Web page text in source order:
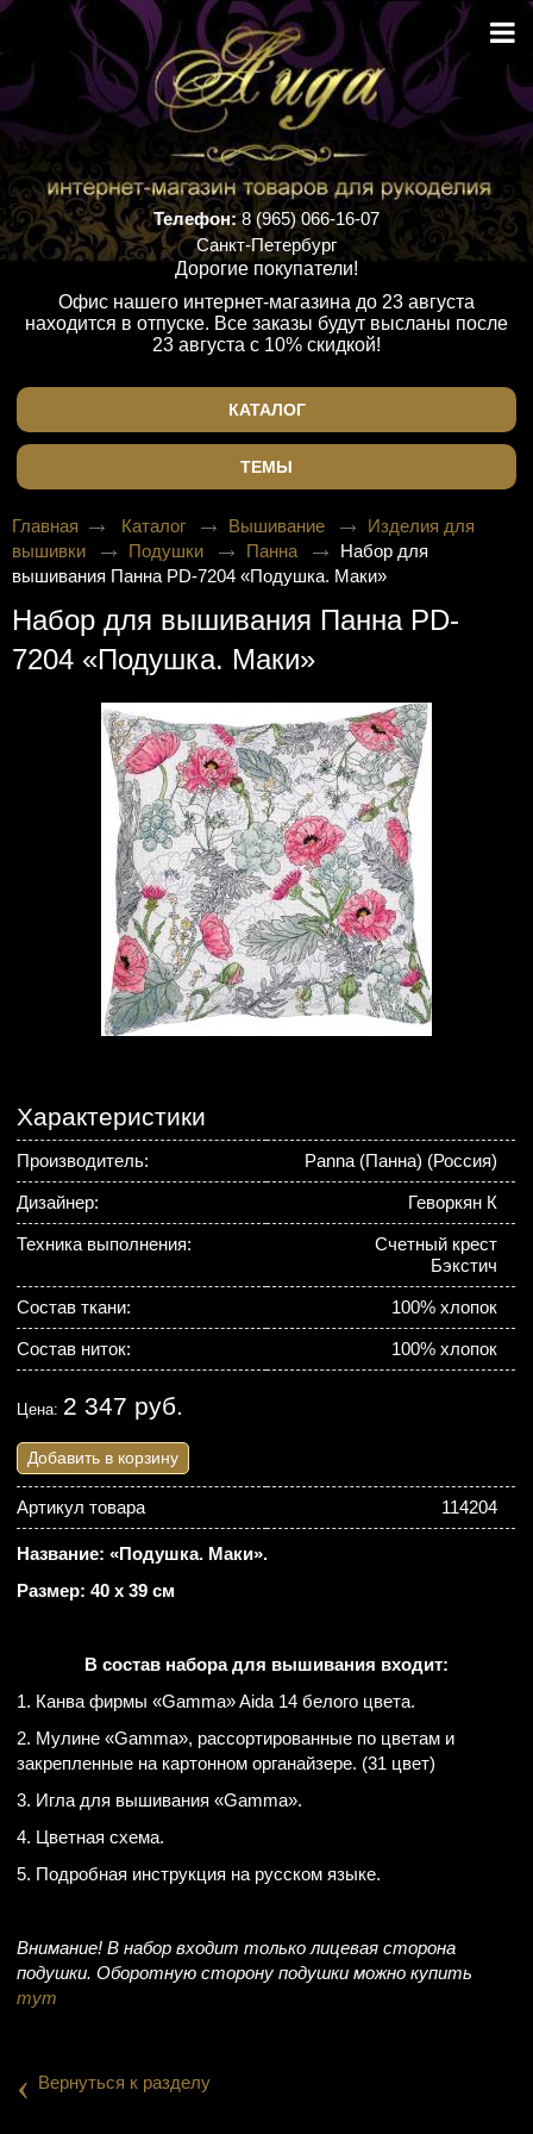
Телефон:8 (965) 066-16-07
Санкт-Петербург
Дорогие покупатели!
Офис нашего интернет-магазина до 23 августа
находится в отпуске. Все заказы будут высланы после
23 августа с 10% скидкой!
КАТАЛОГ
ТЕМЫ
Главная Каталог Вышивание
Изделия для
вышивки
Подушки Панна
Набор для
вышивания Панна PD-7204 «Подушка. Маки»
Набор для вышивания Панна PD-
7204 «Подушка. Маки»
Характеристики
Производитель: Panna (Панна) (Россия)
Дизайнер: Геворкян К
Техника выполнения:
Счетный крест
Бэкстич
Состав ткани: 100% хлопок
Состав ниток: 100% хлопок
Цена: 2 347 руб.
Добавить в корзину
Артикул товара 114204
Название: «Подушка. Маки».
Размер: 40 х 39 см
В состав набора для вышивания входит:
1. Канва фирмы «Gamma» Aida 14 белого цвета.
2. Мулине «Gamma», рассортированные по цветам и
закрепленные на картонном органайзере. (31 цвет)
3. Игла для вышивания «Gamma».
4. Цветная схема.
5. Подробная инструкция на русском языке.
Внимание! В набор входит только лицевая сторона
подушки. Оборотную сторону подушки можно купить
тут
‹ Вернуться к разделу